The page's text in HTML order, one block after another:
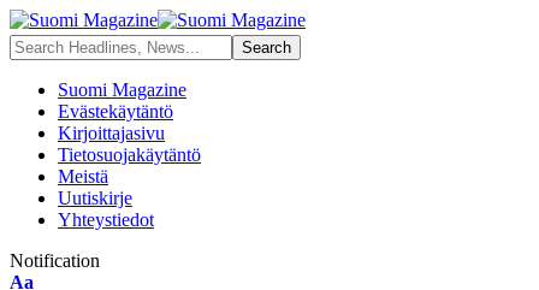
Suomi Magazine
Evästekäytäntö
Kirjoittajasivu
Tietosuojakäytäntö
Meistä
Uutiskirje
Yhteystiedot
Notification
Font
Aa